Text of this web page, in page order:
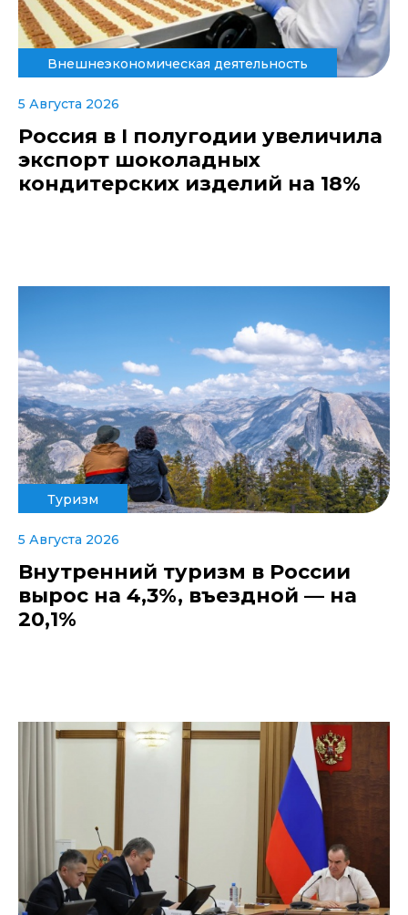
Внешнеэкономическая деятельность
5 Августа 2026
Россия в I полугодии увеличила
экспорт шоколадных
кондитерских изделий на 18%
Туризм
5 Августа 2026
Внутренний туризм в России
вырос на 4,3%, въездной — на
20,1%